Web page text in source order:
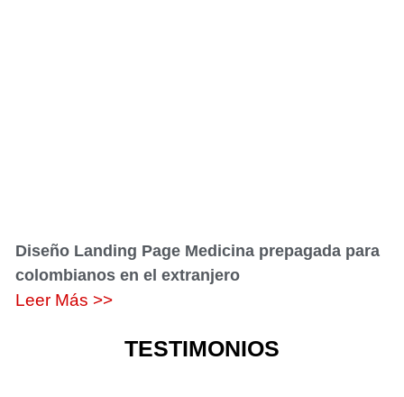
Diseño Landing Page Medicina prepagada para
colombianos en el extranjero
Leer Más >>
TESTIMONIOS